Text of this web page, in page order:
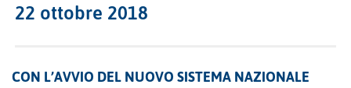
22 ottobre 2018
CON L’AVVIO DEL NUOVO SISTEMA NAZIONALE